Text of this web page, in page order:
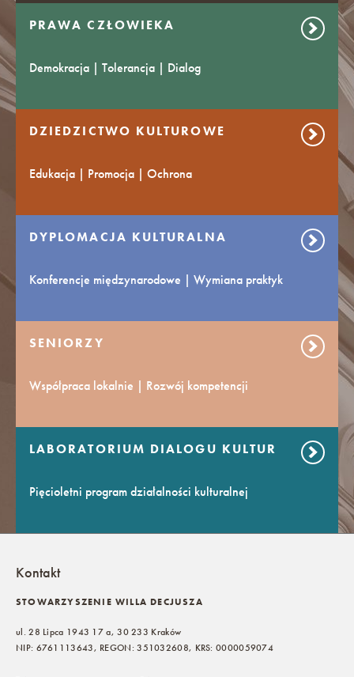
PRAWA CZŁOWIEKA
Demokracja | Tolerancja | Dialog
DZIEDZICTWO KULTUROWE
Edukacja | Promocja | Ochrona
DYPLOMACJA KULTURALNA
Konferencje międzynarodowe | Wymiana praktyk
SENIORZY
Współpraca lokalnie | Rozwój kompetencji
LABORATORIUM DIALOGU KULTUR
Pięcioletni program działalności kulturalnej
Kontakt
STOWARZYSZENIE WILLA DECJUSZA
ul. 28 Lipca 1943 17 a, 30 233 Kraków
NIP: 6761113643, REGON: 351032608, KRS: 0000059074